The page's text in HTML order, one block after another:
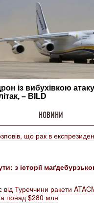
НОВИНИ
що рак в
з історії
Туреччини ракети
понад $280 млн